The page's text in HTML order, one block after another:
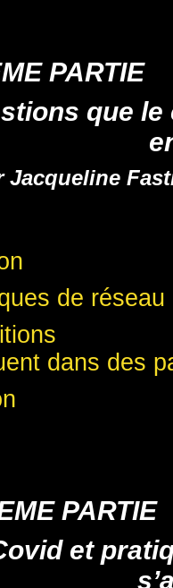
PARTIE
que
Jacqueline
de réseau
dans des
PARTIE
et